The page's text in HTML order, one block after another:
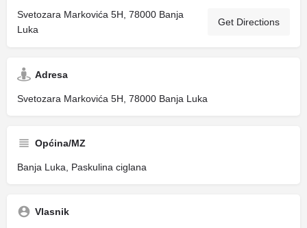
Svetozara Markovića 5H, 78000 Banja
Luka
Get Directions
Adresa
Svetozara Markovića 5H, 78000 Banja Luka
Općina/MZ
Banja Luka, Paskulina ciglana
Vlasnik